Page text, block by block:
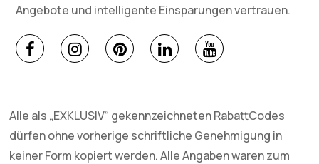
Angebote und intelligente Einsparungen vertrauen.
Alle als „EXKLUSIV“ gekennzeichneten RabattCodes
dürfen ohne vorherige schriftliche Genehmigung in
keiner Form kopiert werden. Alle Angaben waren zum